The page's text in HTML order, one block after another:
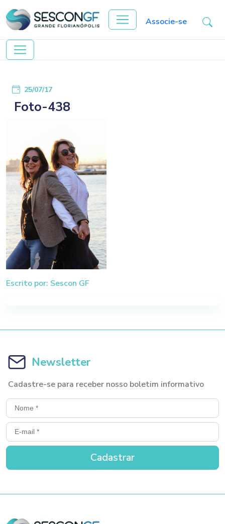
Associe-se
25/07/17
Foto-438
Escrito por: Sescon GF
Newsletter
Cadastre-se para receber nosso boletim informativo